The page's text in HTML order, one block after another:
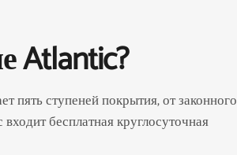
Atlantic?
пять ступеней покрытия, от законного
бесплатная круглосуточная